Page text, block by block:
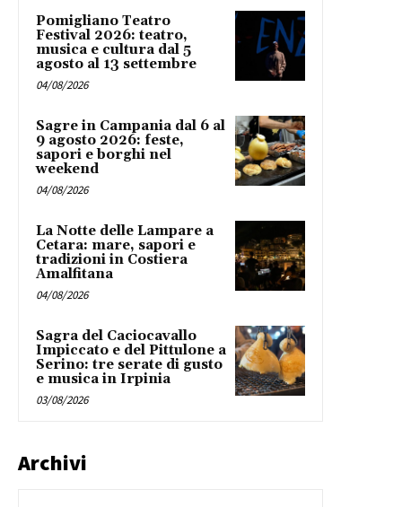
Pomigliano Teatro
Festival 2026: teatro,
musica e cultura dal 5
agosto al 13 settembre
04/08/2026
Sagre in Campania dal 6 al
9 agosto 2026: feste,
sapori e borghi nel
weekend
04/08/2026
La Notte delle Lampare a
Cetara: mare, sapori e
tradizioni in Costiera
Amalfitana
04/08/2026
Sagra del Caciocavallo
Impiccato e del Pittulone a
Serino: tre serate di gusto
e musica in Irpinia
03/08/2026
Archivi